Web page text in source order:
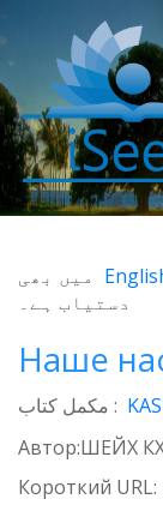
میں بھی
دستیاب ہے۔
Наше
مکمل کتاب :
Автор:ШЕЙХ
Короткий URL: